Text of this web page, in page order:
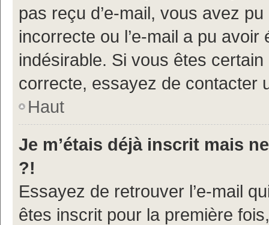
pas reçu d’e-mail, vous avez
incorrecte ou l’e-mail a pu
indésirable. Si vous êtes
correcte, essayez de contacter
Haut
Je m’étais déjà inscrit mais
?!
Essayez de retrouver l’e-mail
êtes inscrit pour la première